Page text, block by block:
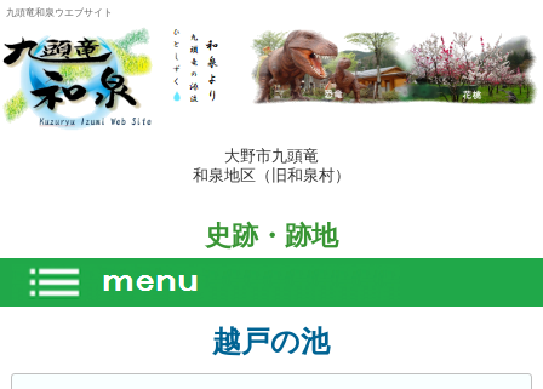
九頭竜和泉ウエブサイト
大野市九頭竜
和泉地区（旧和泉村）
史跡・跡地
越戸の池